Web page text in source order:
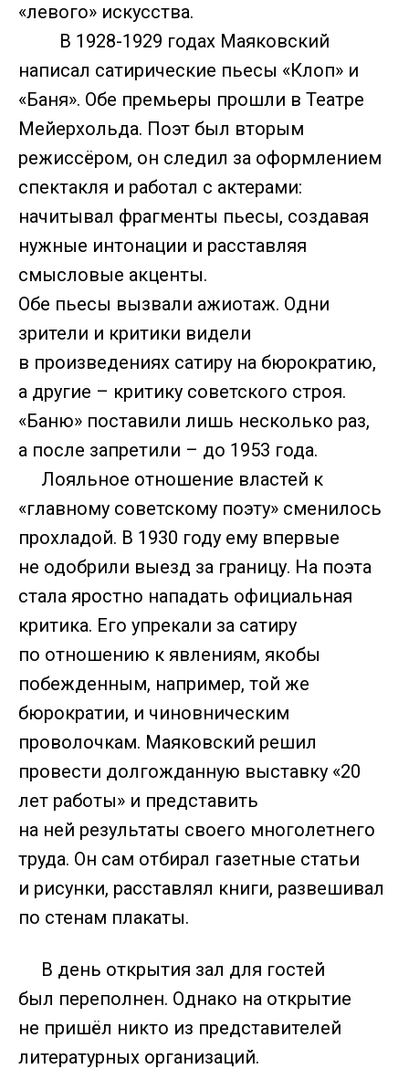
«левого» искусства.
В 1928-1929 годах Маяковский
написал сатирические пьесы «Клоп» и
«Баня». Обе премьеры прошли в Театре
Мейерхольда. Поэт был вторым
режиссёром, он следил за оформлением
спектакля и работал с актерами:
начитывал фрагменты пьесы, создавая
нужные интонации и расставляя
смысловые акценты.
Обе пьесы вызвали ажиотаж. Одни
зрители и критики видели
в произведениях сатиру на бюрократию,
а другие – критику советского строя.
«Баню» поставили лишь несколько раз,
а после запретили – до 1953 года.
Лояльное отношение властей к
«главному советскому поэту» сменилось
прохладой. В 1930 году ему впервые
не одобрили выезд за границу. На поэта
стала яростно нападать официальная
критика. Его упрекали за сатиру
по отношению к явлениям, якобы
побежденным, например, той же
бюрократии, и чиновническим
проволочкам. Маяковский решил
провести долгожданную выставку «20
лет работы» и представить
на ней результаты своего многолетнего
труда. Он сам отбирал газетные статьи
и рисунки, расставлял книги, развешивал
по стенам плакаты.
В день открытия зал для гостей
был переполнен. Однако на открытие
не пришёл никто из представителей
литературных организаций.